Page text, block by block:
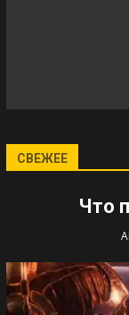
СВЕЖЕЕ
Что